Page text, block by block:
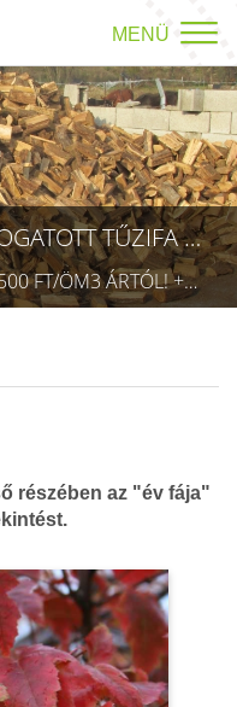
MENÜ
REZSICSÖKKENTÉS! HASOGATOTT TŰZIFA AKCIÓ!
KONYHAKÉSZ TŰZIFA MÁR 20.500 FT/ÖM3 ÁRTÓL! +36709423403 RÉSZLETEK A TÜZÉP MENÜPONTBAN! (TECHNIKAI AZONOSÍTÓ: AA 5832075)
részében az "év fája"